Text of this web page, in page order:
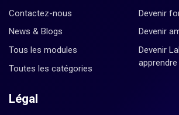
Contactez-nous
News & Blogs
Tous les modules
Toutes les catégories
Devenir
Devenir
Devenir
Légal